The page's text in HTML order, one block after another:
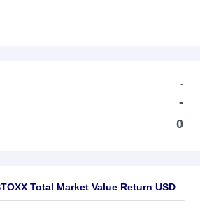
-
-
0
Total Market Value Return USD